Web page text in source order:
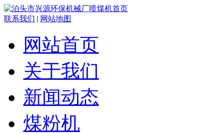
联系我们 | 网站地图
网站首页
关于我们
新闻动态
煤粉机